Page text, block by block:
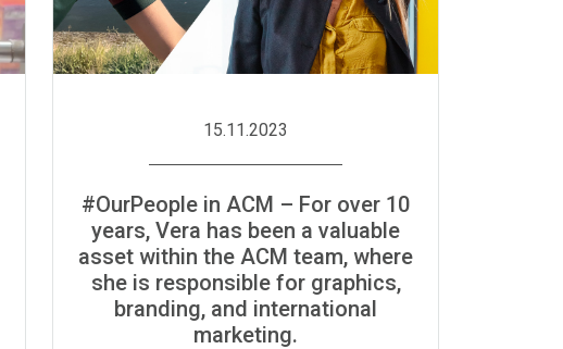
15.11.2023
#OurPeople in ACM – For over 10
years, Vera has been a valuable
asset within the ACM team, where
she is responsible for graphics,
branding, and international
marketing.